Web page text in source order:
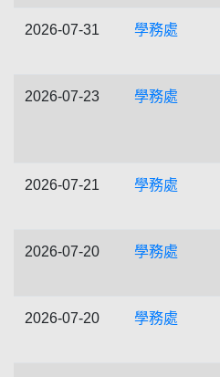
2026-07-31 學務處
2026-07-23 學務處
2026-07-21 學務處
2026-07-20 學務處
2026-07-20 學務處